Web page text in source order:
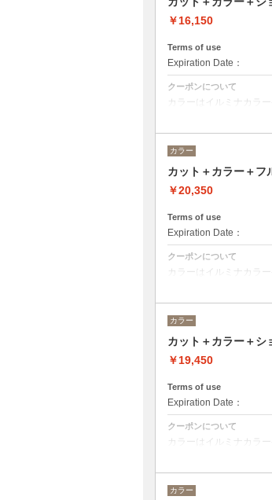
るヘッドスパです。
ヘッドスパの施術時間は
￥16,150
Terms of use
Expiration Date：
クーポンについて
カラーはイルミナカラ
デザインに乗ってベス
※フルカラーの場合プ
※ロング料金有りプラス
カラー
カット＋カラー＋フ
￥20,350
Terms of use
Expiration Date：
クーポンについて
カラーはイルミナカラ
デザインによってベス
※フルカラーの場合プ
※ロング料金有りプラス
るヘッドスパです。
ヘッドスパの施術時間は
クイックトリートメン
当日ご相談の上、ご選
カラー
カット＋カラー＋シ
￥19,450
Terms of use
Expiration Date：
クーポンについて
カラーはイルミナカラ
※ロング料金有りプラ
ヘットスパは、20分の
カラー